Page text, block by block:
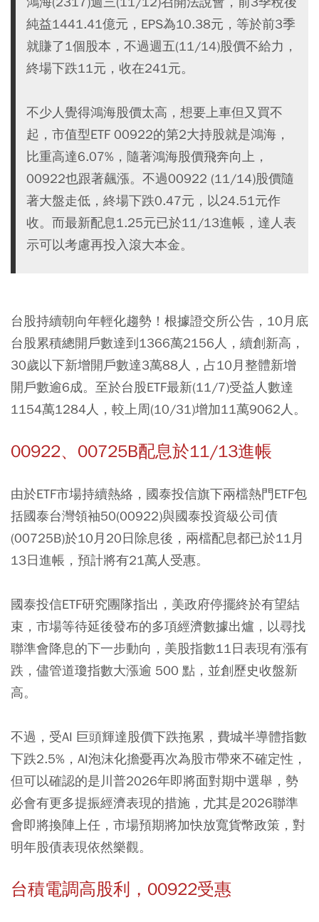
純益1441.41億元，EPS為10.38元，等於前3季
就賺了1個股本，不過週五(11/14)股價不給力，
終場下跌11元，收在241元。
不少人覺得鴻海股價太高，想要上車但又買不
起，市值型ETF 00922的第2大持股就是鴻海，
比重高達6.07%，隨著鴻海股價飛奔向上，
00922也跟著飆漲。不過00922 (11/14)股價隨
著大盤走低，終場下跌0.47元，以24.51元作
收。而最新配息1.25元已於11/13進帳，達人表
示可以考慮再投入滾大本金。
台股持續朝向年輕化趨勢！根據證交所公告，10月底
台股累積總開戶數達到1366萬2156人，續創新高，
30歲以下新增開戶數達3萬88人，占10月整體新增
開戶數逾6成。至於台股ETF最新(11/7)受益人數達
1154萬1284人，較上周(10/31)增加11萬9062人。
00922、00725B配息於11/13進帳
由於ETF市場持續熱絡，國泰投信旗下兩檔熱門ETF包
括國泰台灣領袖50(00922)與國泰投資級公司債
(00725B)於10月20日除息後，兩檔配息都已於11月
13日進帳，預計將有21萬人受惠。
國泰投信ETF研究團隊指出，美政府停擺終於有望結
束，市場等待延後發布的多項經濟數據出爐，以尋找
聯準會降息的下一步動向，美股指數11日表現有漲有
跌，儘管道瓊指數大漲逾 500 點，並創歷史收盤新
高。
不過，受AI 巨頭輝達股價下跌拖累，費城半導體指數
下跌2.5%，AI泡沫化擔憂再次為股市帶來不確定性，
但可以確認的是川普2026年即將面對期中選舉，勢
必會有更多提振經濟表現的措施，尤其是2026聯準
會即將換陣上任，市場預期將加快放寬貨幣政策，對
明年股債表現依然樂觀。
台積電調高股利，00922受惠